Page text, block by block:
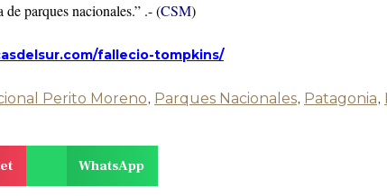
parques nacionales.” .- (CSM)
fallecio-tompkins/
Perito Moreno, Parques Nacionales, Patagonia,
WhatsApp